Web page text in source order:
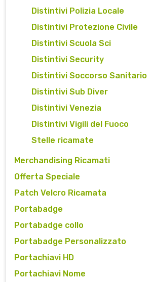
Distintivi Polizia Locale
Distintivi Protezione Civile
Distintivi Scuola Sci
Distintivi Security
Distintivi Soccorso Sanitario
Distintivi Sub Diver
Distintivi Venezia
Distintivi Vigili del Fuoco
Stelle ricamate
Merchandising Ricamati
Offerta Speciale
Patch Velcro Ricamata
Portabadge
Portabadge collo
Portabadge Personalizzato
Portachiavi HD
Portachiavi Nome